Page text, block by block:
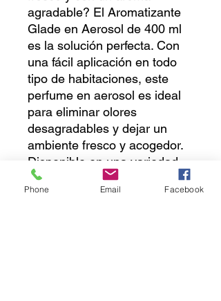
agradable? El Aromatizante
Glade en Aerosol de 400 ml
es la solución perfecta. Con
una fácil aplicación en todo
tipo de habitaciones, este
perfume en aerosol es ideal
para eliminar olores
desagradables y dejar un
ambiente fresco y acogedor.
Disponible en una variedad
de fragancias, este producto
está diseñado para brindarte
Phone Email Facebook